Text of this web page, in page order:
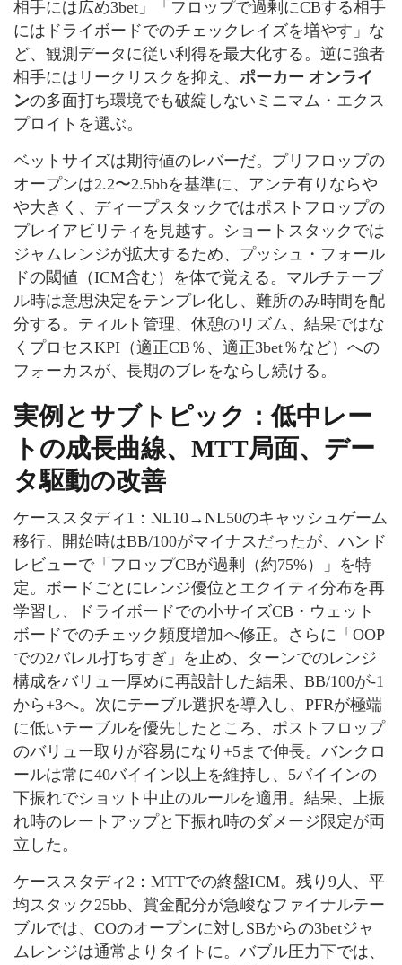
相手には広め3bet」「フロップで過剰にCBする相手
にはドライボードでのチェックレイズを増やす」な
ど、観測データに従い利得を最大化する。逆に強者
相手にはリークリスクを抑え、 ポーカー オンライ
ンの多面打ち環境でも破綻しないミニマム・エクス
プロイトを選ぶ。
ベットサイズは期待値のレバーだ。プリフロップの
オープンは2.2〜2.5bbを基準に、アンテ有りならや
や大きく、ディープスタックではポストフロップの
プレイアビリティを見越す。ショートスタックでは
ジャムレンジが拡大するため、プッシュ・フォール
ドの閾値（ICM含む）を体で覚える。マルチテーブ
ル時は意思決定をテンプレ化し、難所のみ時間を配
分する。ティルト管理、休憩のリズム、結果ではな
くプロセスKPI（適正CB％、適正3bet％など）への
フォーカスが、長期のブレをならし続ける。
実例とサブトピック：低中レー
トの成長曲線、MTT局面、デー
タ駆動の改善
ケーススタディ1：NL10→NL50のキャッシュゲーム
移行。開始時はBB/100がマイナスだったが、ハンド
レビューで「フロップCBが過剰（約75%）」を特
定。ボードごとにレンジ優位とエクイティ分布を再
学習し、ドライボードでの小サイズCB・ウェット
ボードでのチェック頻度増加へ修正。さらに「OOP
での2バレル打ちすぎ」を止め、ターンでのレンジ
構成をバリュー厚めに再設計した結果、BB/100が-1
から+3へ。次にテーブル選択を導入し、PFRが極端
に低いテーブルを優先したところ、ポストフロップ
のバリュー取りが容易になり+5まで伸長。バンクロ
ールは常に40バイイン以上を維持し、5バイインの
下振れでショット中止のルールを適用。結果、上振
れ時のレートアップと下振れ時のダメージ限定が両
立した。
ケーススタディ2：MTTでの終盤ICM。残り9人、平
均スタック25bb、賞金配分が急峻なファイナルテー
ブルでは、COのオープンに対しSBからの3betジャ
ムレンジは通常よりタイトに。バブル圧力下では、